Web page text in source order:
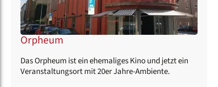
Orpheum
Das Orpheum ist ein ehemaliges Kino und jetzt ein
Veranstaltungsort mit 20er Jahre-Ambiente.